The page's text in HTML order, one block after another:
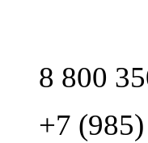
8 800
+7